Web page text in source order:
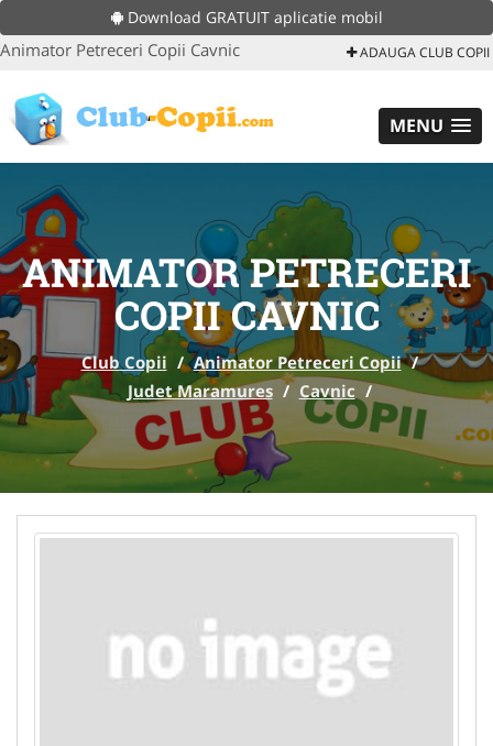
Download GRATUIT aplicatie mobil
Animator Petreceri Copii Cavnic ADAUGA CLUB COPII
MENU
ANIMATOR PETRECERI
COPII CAVNIC
Club Copii / Animator Petreceri Copii /
Judet Maramures / Cavnic /